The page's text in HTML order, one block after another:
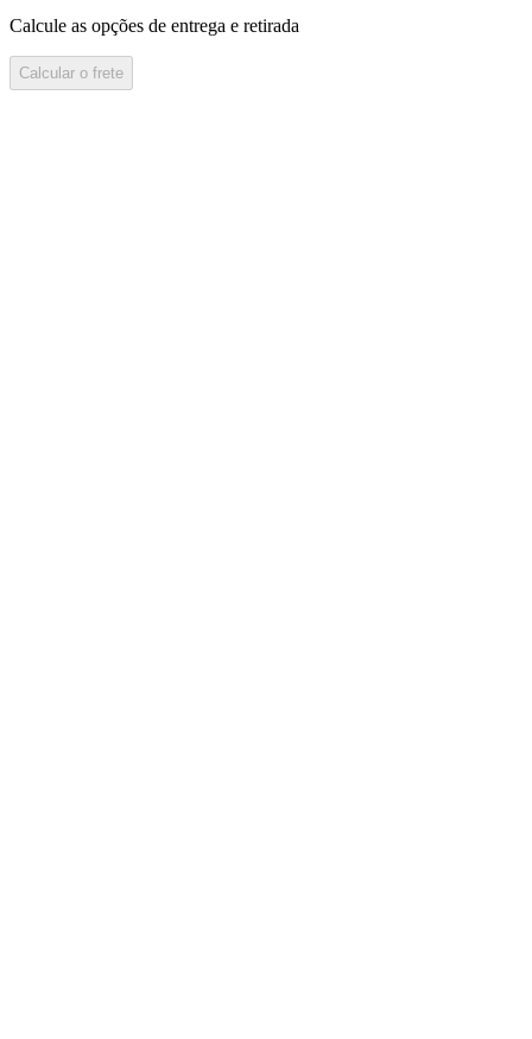
Calcule as opções de entrega e retirada
Calcular o frete